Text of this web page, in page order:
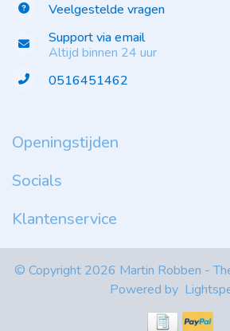
Veelgestelde vragen
Support via email
Altijd binnen 24 uur
0516451462
Openingstijden
Socials
Klantenservice
© Copyright 2026 Martin Robben -
Powered by